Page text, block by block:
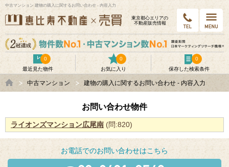
中古マンション 建物の購入に関するお問い合わせ - 内容入力
東京都⼼エリアの
不動産販売情報
最近見た物件
0
お気に入り
0
保存した検索条件
0
中古マンション 建物の購入に関するお問い合わせ - 内容入力
お問い合わせ物件
ライオンズマンション広尾南 (問:820)
お電話でのお問い合わせはこちら